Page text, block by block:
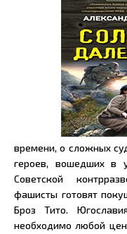
времени, о сложных
героев, вошедших в
Советской
фашисты готовят
Броз Тито.
необходимо любой